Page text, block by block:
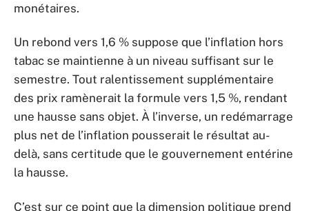
monétaires.
Un rebond vers 1,6 % suppose que l’inflation hors
tabac se maintienne à un niveau suffisant sur le
semestre. Tout ralentissement supplémentaire
des prix ramènerait la formule vers 1,5 %, rendant
une hausse sans objet. À l’inverse, un redémarrage
plus net de l’inflation pousserait le résultat au-
delà, sans certitude que le gouvernement entérine
la hausse.
C’est sur ce point que la dimension politique prend